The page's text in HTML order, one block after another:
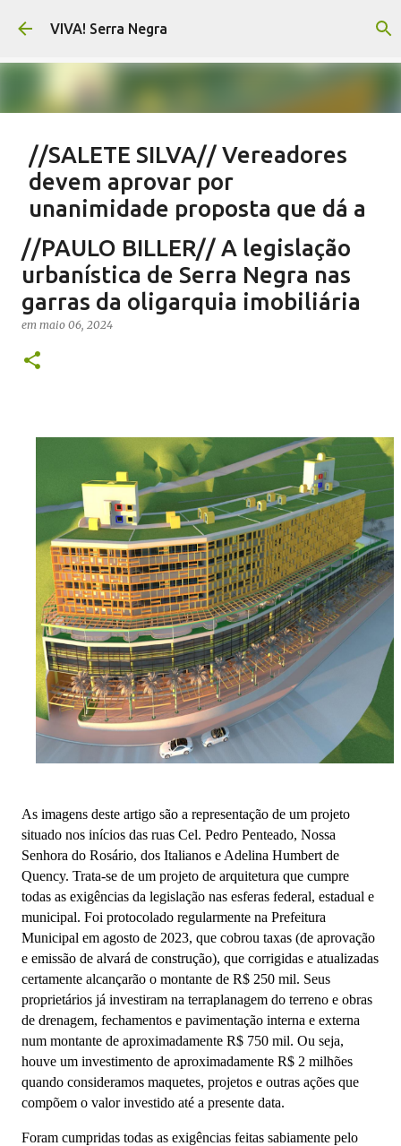
Pular para o conteúdo principal
VIVA! Serra Negra
//SALETE SILVA// Vereadores
devem aprovar por
unanimidade proposta que dá a
eles parte do Orçamento
em agosto 05, 2026 EMENDAS IMPOSITIVAS SERRA NEGRA
NOTÍCIAS SERRA NEGRA SALETE SILVA VIVA! SERRA NEGRA
0
//PAULO BILLER// A legislação
urbanística de Serra Negra nas
garras da oligarquia imobiliária
em maio 06, 2024
As imagens deste artigo são a representação de um projeto
situado nos inícios das ruas Cel. Pedro Penteado, Nossa
Senhora do Rosário, dos Italianos e Adelina Humbert de
Quency. Trata-se de um projeto de arquitetura que cumpre
todas as exigências da legislação nas esferas federal, estadual e
municipal. Foi protocolado regularmente na Prefeitura
Municipal em agosto de 2023, que cobrou taxas (de aprovação
e emissão de alvará de construção), que corrigidas e atualizadas
certamente alcançarão o montante de R$ 250 mil. Seus
proprietários já investiram na terraplanagem do terreno e obras
de drenagem, fechamentos e pavimentação interna e externa
num montante de aproximadamente R$ 750 mil. Ou seja,
houve um investimento de aproximadamente R$ 2 milhões
quando consideramos maquetes, projetos e outras ações que
compõem o valor investido até a presente data.
Foram cumpridas todas as exigências feitas sabiamente pelo